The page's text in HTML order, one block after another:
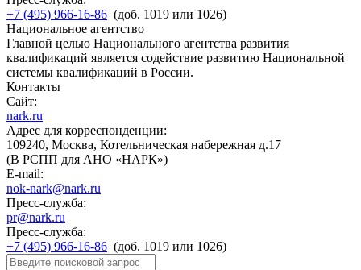
+7 (495) 966-16-86 (доб. 1019 или 1026)
Национальное агентство
Главной целью Национального агентства развития
квалификаций является содействие развитию Национальной
системы квалификаций в России.
Контакты
Сайт:
nark.ru
Адрес для корреспонденции:
109240, Москва, Котельническая набережная д.17
(В РСПП для АНО «НАРК»)
E-mail:
nok-nark@nark.ru
Пресс-служба:
pr@nark.ru
Пресс-служба:
+7 (495) 966-16-86 (доб. 1019 или 1026)